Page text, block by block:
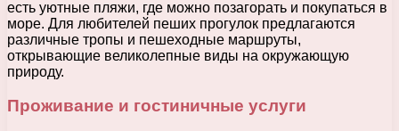
есть уютные пляжи, где можно позагорать и покупаться в
море. Для любителей пеших прогулок предлагаются
различные тропы и пешеходные маршруты,
открывающие великолепные виды на окружающую
природу.
Проживание и гостиничные услуги